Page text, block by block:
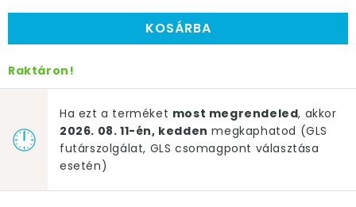
KOSÁRBA
Raktáron!
Ha ezt a terméket most megrendeled, akkor
2026. 08. 11-én, kedden megkaphatod (GLS
futárszolgálat, GLS csomagpont választása
esetén)